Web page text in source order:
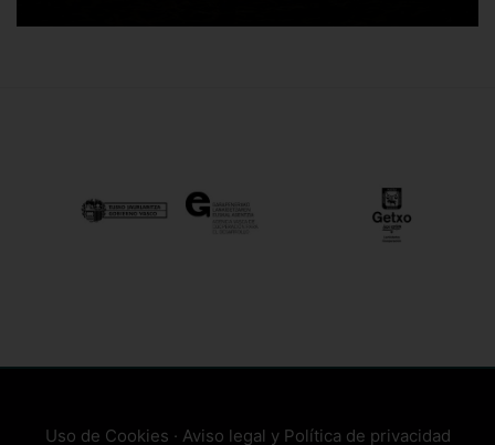
Uso de Cookies · Aviso legal y Política de privacidad